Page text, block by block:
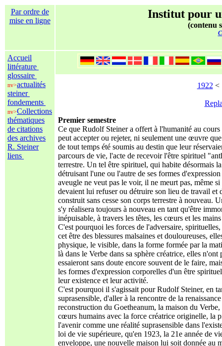
Par ordre de
mise en ligne
Institut pour
(contenu
Accueil
littérature
glossaire
nv>actualités
steiner
fondements
nv>Collections
thématiques
de citations
des archives
R. Steiner
liens
1922 <
Premier semestre
Ce que Rudolf Steiner a offert à l'humanité au
peut accepter ou rejeter, ni seulement une œuvre
de tout temps été soumis au destin que leur
parcours de vie, l'acte de recevoir l'être spirituel
terrestre. Un tel être spirituel, qui habite désormais
détruisant l'une ou l'autre de ses formes
aveugle ne veut pas le voir, il ne meurt pas, même
devaient lui refuser ou détruire son lieu de travail et
construit sans cesse son corps terrestre à nouveau.
s'y réalisera toujours à nouveau en tant qu'être
inépuisable, à travers les têtes, les cœurs et les
C'est pourquoi les forces de l'adversaire,
cet être des blessures malsaines et douloureuses,
physique, le visible, dans la forme formée par la
là dans le Verbe dans sa sphère créatrice, elles
essaieront sans doute encore souvent de le faire,
les formes d'expression corporelles d'un être
leur existence et leur activité.
C'est pourquoi il s'agissait pour Rudolf Steiner, en
suprasensible, d'aller à la rencontre de la
reconstruction du Goetheanum, la maison du
cœurs humains avec la force créatrice originelle, la
l'avenir comme une réalité suprasensible dans
loi de vie supérieure, qu'en 1923, la 21e année de
enveloppe, une nouvelle maison lui soit donnée au